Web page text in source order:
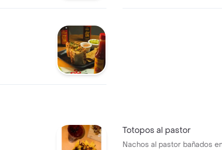
Totopos al pastor
Nachos al pastor bañados